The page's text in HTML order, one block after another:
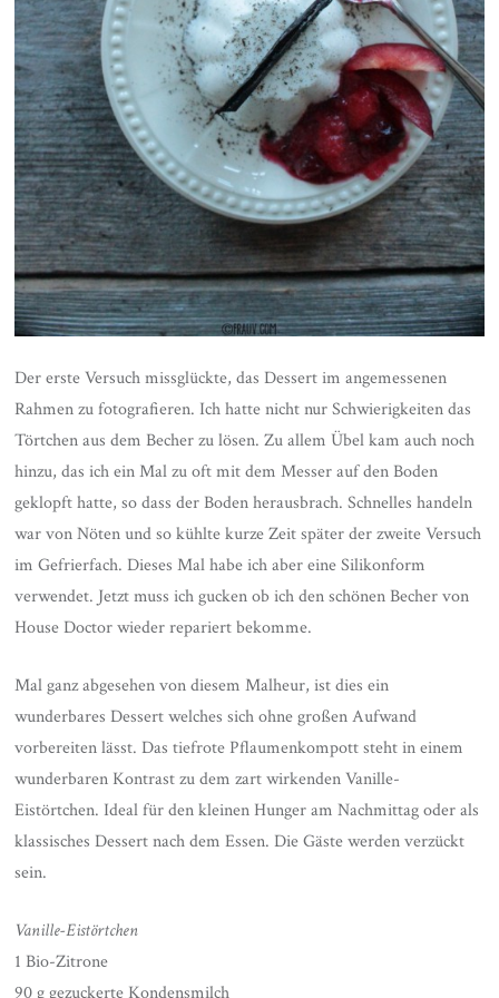
Der erste Versuch missglückte, das Dessert im angemessenen
Rahmen zu fotografieren. Ich hatte nicht nur Schwierigkeiten das
Törtchen aus dem Becher zu lösen. Zu allem Übel kam auch noch
hinzu, das ich ein Mal zu oft mit dem Messer auf den Boden
geklopft hatte, so dass der Boden herausbrach. Schnelles handeln
war von Nöten und so kühlte kurze Zeit später der zweite Versuch
im Gefrierfach. Dieses Mal habe ich aber eine Silikonform
verwendet. Jetzt muss ich gucken ob ich den schönen Becher von
House Doctor wieder repariert bekomme.
Mal ganz abgesehen von diesem Malheur, ist dies ein
wunderbares Dessert welches sich ohne großen Aufwand
vorbereiten lässt. Das tiefrote Pflaumenkompott steht in einem
wunderbaren Kontrast zu dem zart wirkenden Vanille-
Eistörtchen. Ideal für den kleinen Hunger am Nachmittag oder als
klassisches Dessert nach dem Essen. Die Gäste werden verzückt
sein.
Vanille-Eistörtchen
1 Bio-Zitrone
90 g gezuckerte Kondensmilch